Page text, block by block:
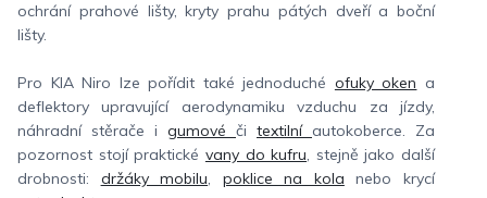
ochrání prahové lišty, kryty prahu pátých dveří a boční
lišty.
Pro KIA Niro lze pořídit také jednoduché ofuky oken a
deflektory upravující aerodynamiku vzduchu za jízdy,
náhradní stěrače i gumové či textilní autokoberce. Za
pozornost stojí praktické vany do kufru, stejně jako další
drobnosti: držáky mobilu, poklice na kola nebo krycí